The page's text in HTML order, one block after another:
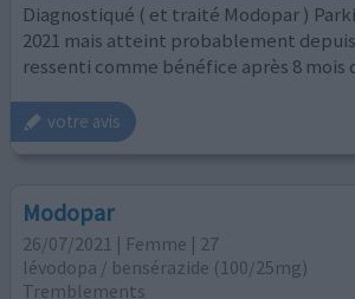
Diagnostiqué ( et traité Modopar )
2021 mais atteint probablement depuis
ressenti comme bénéfice après 8
votre avis
Modopar
26/07/2021 | Femme | 27
lévodopa / bensérazide (100/25mg)
Tremblements